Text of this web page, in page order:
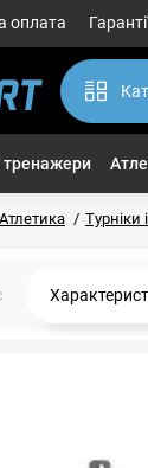
оплата
тренажери
Атлетика Турніки